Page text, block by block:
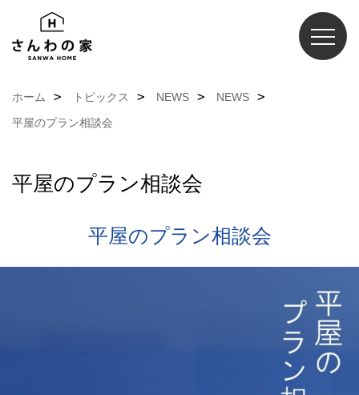
ホーム トピックス NEWS
NEWS
平屋のプラン相談会
平屋のプラン相談会
平屋のプラン相談会